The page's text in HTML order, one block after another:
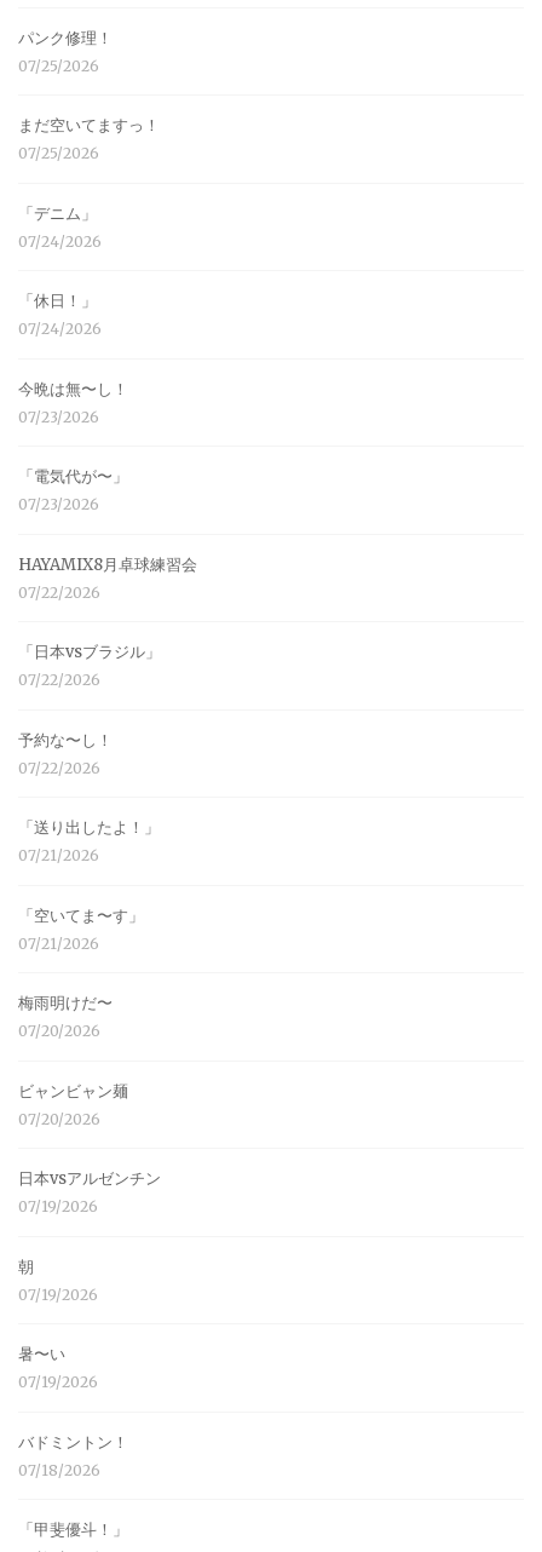
パンク修理！
07/25/2026
まだ空いてますっ！
07/25/2026
「デニム」
07/24/2026
「休日！」
07/24/2026
今晩は無〜し！
07/23/2026
「電気代が〜」
07/23/2026
HAYAMIX8月卓球練習会
07/22/2026
「日本vsブラジル」
07/22/2026
予約な〜し！
07/22/2026
「送り出したよ！」
07/21/2026
「空いてま〜す」
07/21/2026
梅雨明けだ〜
07/20/2026
ビャンビャン麺
07/20/2026
日本vsアルゼンチン
07/19/2026
朝
07/19/2026
暑〜い
07/19/2026
バドミントン！
07/18/2026
「甲斐優斗！」